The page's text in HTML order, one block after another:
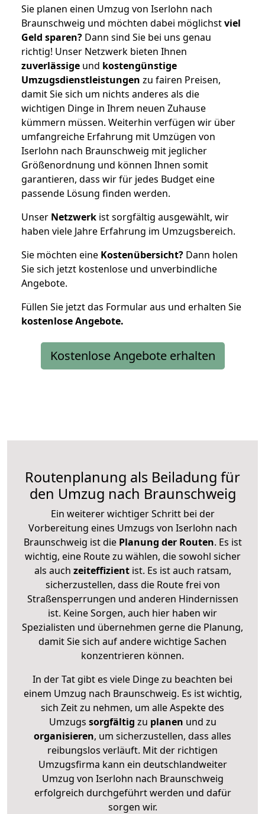
Sie planen einen Umzug von Iserlohn nach
Braunschweig und möchten dabei möglichstviel
Geld sparen? Dann sind Sie bei uns genau
richtig! Unser Netzwerk bieten Ihnen
zuverlässige und kostengünstige
Umzugsdienstleistungen zu fairen Preisen,
damit Sie sich um nichts anderes als die
wichtigen Dinge in Ihrem neuen Zuhause
kümmern müssen. Weiterhin verfügen wir über
umfangreiche Erfahrung mit Umzügen von
Iserlohn nach Braunschweig mit jeglicher
Größenordnung und können Ihnen somit
garantieren, dass wir für jedes Budget eine
passende Lösung finden werden.
Unser Netzwerk ist sorgfältig ausgewählt, wir
haben viele Jahre Erfahrung im Umzugsbereich.
Sie möchten eine Kostenübersicht? Dann holen
Sie sich jetzt kostenlose und unverbindliche
Angebote.
Füllen Sie jetzt das Formular aus und erhalten Sie
kostenloseAngebote.
Kostenlose Angebote erhalten
Routenplanung als Beiladung für
den Umzug nach Braunschweig
Ein weiterer wichtiger Schritt bei der
Vorbereitung eines Umzugs von Iserlohn nach
Braunschweig ist diePlanung der Routen. Es ist
wichtig, eine Route zu wählen, die sowohl sicher
als auch zeiteffizientist. Es ist auch ratsam,
sicherzustellen, dass die Route frei von
Straßensperrungen und anderen Hindernissen
ist. Keine Sorgen, auch hier haben wir
Spezialisten und übernehmen gerne die Planung,
damit Sie sich auf andere wichtige Sachen
konzentrieren können.
In der Tat gibt es viele Dinge zu beachten bei
einem Umzug nach Braunschweig. Es ist wichtig,
sich Zeit zu nehmen, um alle Aspekte des
Umzugs sorgfältig zu planen und zu
organisieren, um sicherzustellen, dass alles
reibungslos verläuft. Mit der richtigen
Umzugsfirma kann ein deutschlandweiter
Umzug von Iserlohn nach Braunschweig
erfolgreich durchgeführt werden und dafür
sorgen wir.